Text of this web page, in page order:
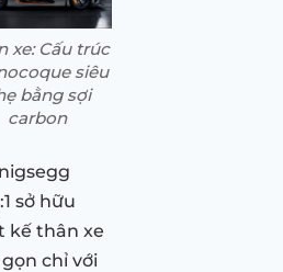
xe: Cấu trúc
siêu
bằng sợi
carbon
sở hữu
kế thân xe
chỉ với